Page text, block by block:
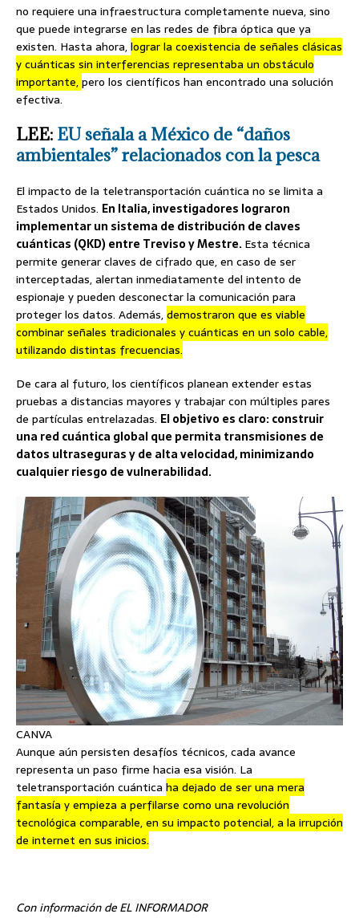
no requiere una infraestructura completamente nueva, sino
que puede integrarse en las redes de fibra óptica que ya
existen. Hasta ahora,lograr la coexistencia de señales clásicas
y cuánticas sin interferencias representaba un obstáculo
importante,pero los científicos han encontrado una solución
efectiva.
LEE: EU señala a México de “daños
ambientales” relacionados con la pesca
El impacto de la teletransportación cuántica no se limita a
Estados Unidos. En Italia, investigadores lograron
implementar un sistema de distribución de claves
cuánticas (QKD) entre Treviso y Mestre.Esta técnica
permite generar claves de cifrado que, en caso de ser
interceptadas, alertan inmediatamente del intento de
espionaje y pueden desconectar la comunicación para
proteger los datos. Además,demostraron que es viable
combinar señales tradicionales y cuánticas en un solo cable,
utilizando distintas frecuencias.
De cara al futuro, los científicos planean extender estas
pruebas a distancias mayores y trabajar con múltiples pares
de partículas entrelazadas. El objetivo es claro: construir
una red cuántica global que permita transmisiones de
datos ultraseguras y de alta velocidad, minimizando
cualquier riesgo de vulnerabilidad.
CANVA
Aunque aún persisten desafíos técnicos, cada avance
representa un paso firme hacia esa visión. La
teletransportación cuántica ha dejado de ser una mera
fantasía y empieza a perfilarse como una revolución
tecnológica comparable, en su impacto potencial, a la irrupción
de internet en sus inicios.
Con información de EL INFORMADOR